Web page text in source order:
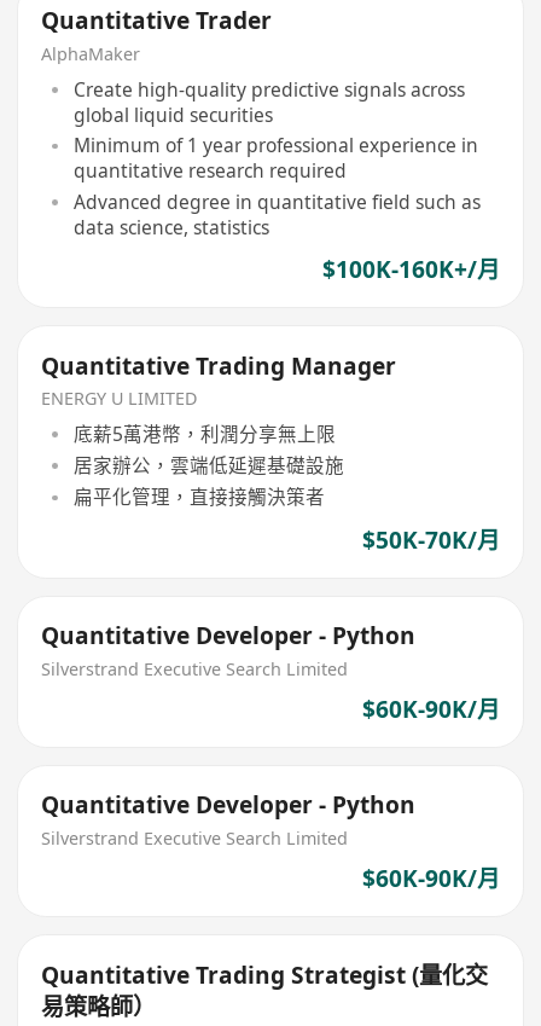
Quantitative Trader
AlphaMaker
Create high-quality predictive signals across
global liquid securities
Minimum of 1 year professional experience in
quantitative research required
Advanced degree in quantitative field such as
data science, statistics
$100K-160K+/月
Quantitative Trading Manager
ENERGY U LIMITED
底薪5萬港幣，利潤分享無上限
居家辦公，雲端低延遲基礎設施
扁平化管理，直接接觸決策者
$50K-70K/月
Quantitative Developer - Python
Silverstrand Executive Search Limited
$60K-90K/月
Quantitative Developer - Python
Silverstrand Executive Search Limited
$60K-90K/月
Quantitative Trading Strategist (量化交
易策略師）